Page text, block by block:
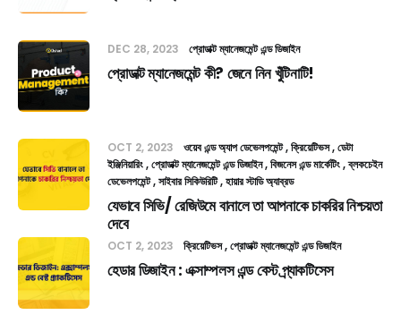
DEC 28, 2023 প্রোডাক্ট ম্যানেজমেন্ট এন্ড ডিজাইন
প্রোডাক্ট ম্যানেজমেন্ট কী? জেনে নিন খুঁটিনাটি!
OCT 2, 2023 ওয়েব এন্ড অ্যাপ ডেভেলপমেন্ট ক্রিয়েটিভস ডেটা
ইঞ্জিনিয়ারিং প্রোডাক্ট ম্যানেজমেন্ট এন্ড ডিজাইন বিজনেস এন্ড মার্কেটিং ব্লকচেইন
ডেভেলপমেন্ট সাইবার সিকিউরিটি হায়ার স্টাডি অ্যাব্রড
যেভাবে সিভি/ রেজিউমে বানালে তা আপনাকে চাকরির নিশ্চয়তা
দেবে
OCT 2, 2023 ক্রিয়েটিভস প্রোডাক্ট ম্যানেজমেন্ট এন্ড ডিজাইন
হেডার ডিজাইন : এক্সাম্পলস এন্ড বেস্ট প্র্যাকটিসেস